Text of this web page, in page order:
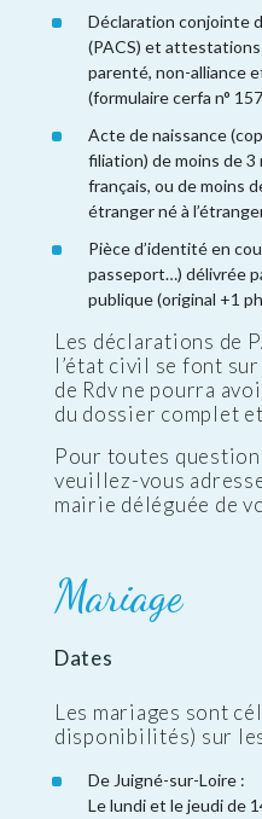
Déclaration conjointe
(PACS) et attestations
parenté, non-alliance
(formulaire cerfa n°
Acte de naissance
filiation) de moins de
français, ou de moins
étranger né à
Pièce d’identité en
passeport…) délivrée
publique (original +1
Les déclarations de
l’état civil se font
de Rdv ne pourra
du dossier complet
Pour toutes
veuillez-vous
mairie déléguée de
Mariage
Dates
Les mariages sont
disponibilités) sur
De Juigné-sur-Loire :
Le lundi et le jeudi de